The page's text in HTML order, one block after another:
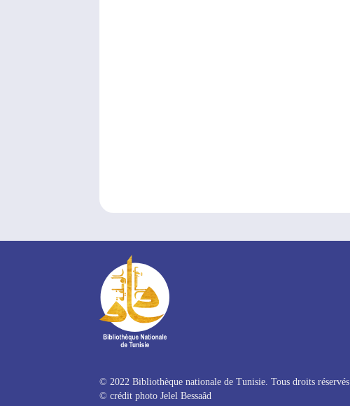
© 2022 Bibliothèque nationale de Tunisie. Tous droits réservés.
© crédit photo Jelel Bessaâd